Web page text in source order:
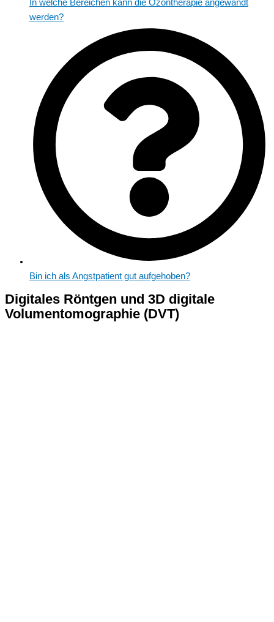
In welche Bereichen kann die Ozontherapie angewandt
werden?
Bin ich als Angstpatient gut aufgehoben?
Digitales Röntgen und 3D digitale
Volumentomographie (DVT)